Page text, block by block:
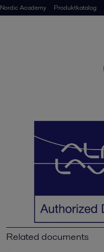
Nordic Academy Produktkatalog
Related documents